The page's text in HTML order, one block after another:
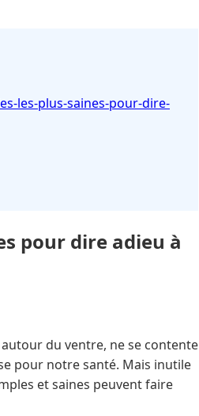
les-plus-saines-pour-dire-
pour dire adieu à
du ventre, ne se contente
pour notre santé. Mais inutile
et saines peuvent faire